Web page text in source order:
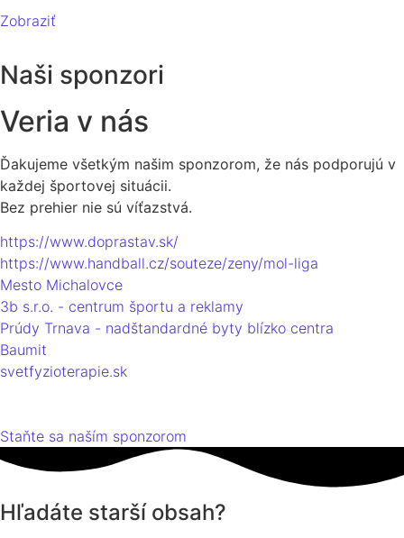
Zobraziť
Naši sponzori
Veria v nás
Ďakujeme všetkým našim sponzorom, že nás podporujú v
každej športovej situácii.
Bez prehier nie sú víťazstvá.
https://www.doprastav.sk/
https://www.handball.cz/souteze/zeny/mol-liga
Mesto Michalovce
3b s.r.o. - centrum športu a reklamy
Prúdy Trnava - nadštandardné byty blízko centra
Baumit
svetfyzioterapie.sk
Staňte sa naším sponzorom
Hľadáte starší obsah?